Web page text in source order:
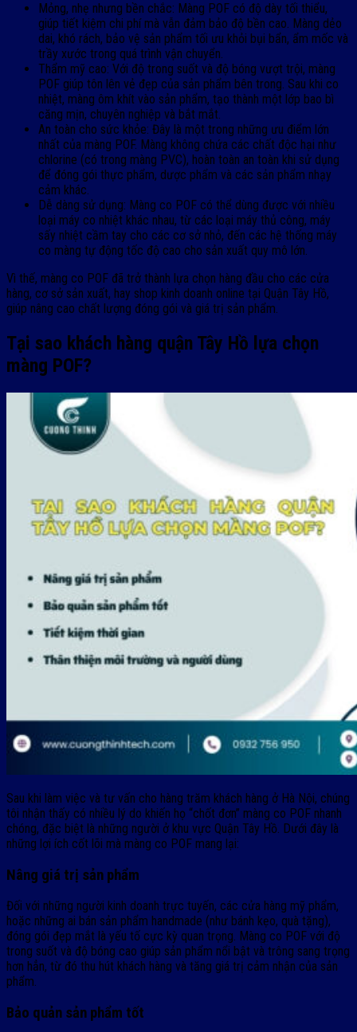
Mỏng, nhẹ nhưng bền chắc: Màng POF có độ dày tối thiểu,
giúp tiết kiệm chi phí mà vẫn đảm bảo độ bền cao. Màng dẻo
dai, khó rách, bảo vệ sản phẩm tối ưu khỏi bụi bẩn, ẩm mốc và
trầy xước trong quá trình vận chuyển.
Thẩm mỹ cao: Với độ trong suốt và độ bóng vượt trội, màng
POF giúp tôn lên vẻ đẹp của sản phẩm bên trong. Sau khi co
nhiệt, màng ôm khít vào sản phẩm, tạo thành một lớp bao bì
căng mịn, chuyên nghiệp và bắt mắt.
An toàn cho sức khỏe: Đây là một trong những ưu điểm lớn
nhất của màng POF. Màng không chứa các chất độc hại như
chlorine (có trong màng PVC), hoàn toàn an toàn khi sử dụng
để đóng gói thực phẩm, dược phẩm và các sản phẩm nhạy
cảm khác.
Dễ dàng sử dụng: Màng co POF có thể dùng được với nhiều
loại máy co nhiệt khác nhau, từ các loại máy thủ công, máy
sấy nhiệt cầm tay cho các cơ sở nhỏ, đến các hệ thống máy
co màng tự động tốc độ cao cho sản xuất quy mô lớn.
Vì thế, màng co POF đã trở thành lựa chọn hàng đầu cho các cửa
hàng, cơ sở sản xuất, hay shop kinh doanh online tại Quận Tây Hồ,
giúp nâng cao chất lượng đóng gói và giá trị sản phẩm.
Tại sao khách hàng quận Tây Hồ lựa chọn
màng POF?
Sau khi làm việc và tư vấn cho hàng trăm khách hàng ở Hà Nội, chúng
tôi nhận thấy có nhiều lý do khiến họ “chốt đơn” màng co POF nhanh
chóng, đặc biệt là những người ở khu vực Quận Tây Hồ. Dưới đây là
những lợi ích cốt lõi mà màng co POF mang lại:
Nâng giá trị sản phẩm
Đối với những người kinh doanh trực tuyến, các cửa hàng mỹ phẩm,
hoặc những ai bán sản phẩm handmade (như bánh kẹo, quà tặng),
đóng gói đẹp mắt là yếu tố cực kỳ quan trọng. Màng co POF với độ
trong suốt và độ bóng cao giúp sản phẩm nổi bật và trông sang trọng
hơn hẳn, từ đó thu hút khách hàng và tăng giá trị cảm nhận của sản
phẩm.
Bảo quản sản phẩm tốt